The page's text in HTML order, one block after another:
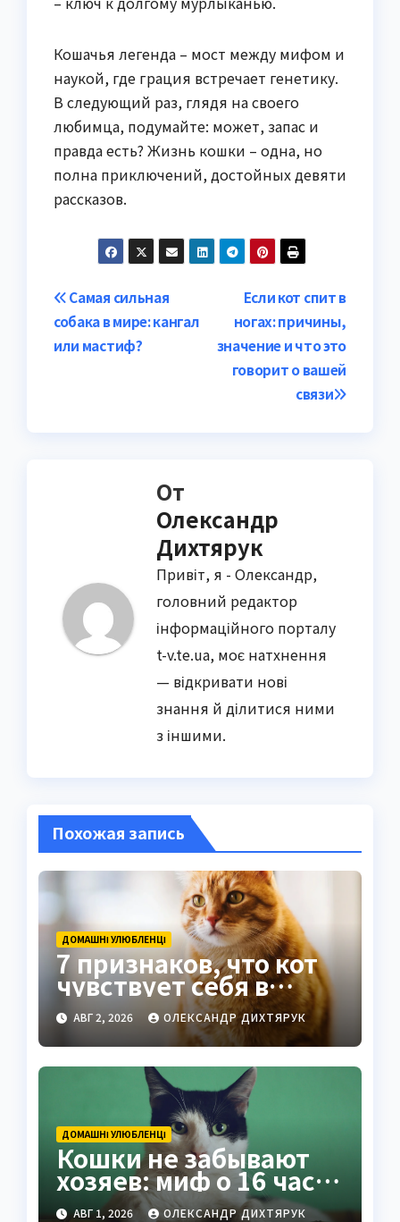
Кошачья легенда – мост между мифом и
наукой, где грация встречает генетику.
В следующий раз, глядя на своего
любимца, подумайте: может, запас и
правда есть? Жизнь кошки – одна, но
полна приключений, достойных девяти
рассказов.
Навигация
по
Если кот спит в
ногах: причины,
значение и что это
говорит о вашей
связи
Самая сильная
собака в мире: кангал
или мастиф?
От
Олександр
Дихтярук
Привіт, я - Олександр,
головний редактор
інформаційного порталу
t-v.te.ua, моє натхнення
— відкривати нові
знання й ділитися ними
з іншими.
Похожая запись
ДОМАШНІ УЛЮБЛЕНЦІ
7 признаков, что кот
чувствует себя в
безопасности рядом с
вами
АВГ 2, 2026 ОЛЕКСАНДР ДИХТЯРУК
ДОМАШНІ УЛЮБЛЕНЦІ
Кошки не забывают
хозяев: миф о 16 часах
развеян
АВГ 1, 2026 ОЛЕКСАНДР ДИХТЯРУК